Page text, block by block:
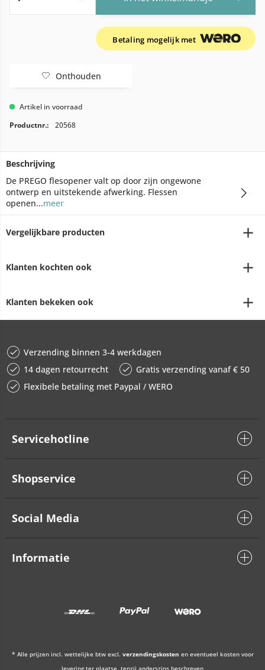
Betaling mogelijk met
Onthouden
Artikel in voorraad
Productnr.:
20568
Beschrijving
De PREGO flesopener valt op door zijn ongewone
ontwerp en uitstekende afwerking. Flessen
openen...meer
Vergelijkbare producten
Klanten kochten ook
Klanten bekeken ook
Verzending binnen 3-4 werkdagen
14 dagen retourrecht
Gratis verzending vanaf € 50
Flexibele betaling met Paypal / WERO
Servicehotline
Shopservice
Social Media
Informatie
* Alle prijzen incl. wettelijke btw excl. verzendingskosten en eventueel kosten voor